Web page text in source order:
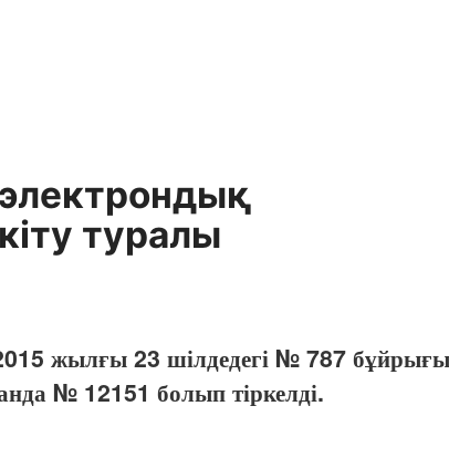
туралы
жылғы 23 шілдедегі № 787
№ 12151 болып тіркелді.